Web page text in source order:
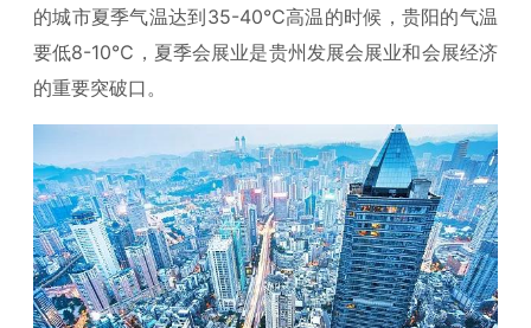
的城市夏季气温达到35-40℃高温的时候，贵阳的气温
要低8-10℃，夏季会展业是贵州发展会展业和会展经济
的重要突破口。